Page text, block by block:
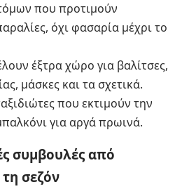
που προτιμούν
όχι φασαρία μέχρι το
έξτρα χώρο για βαλίτσες,
μάσκες και τα σχετικά.
που εκτιμούν την
για αργά πρωινά.
συμβουλές από
σεζόν